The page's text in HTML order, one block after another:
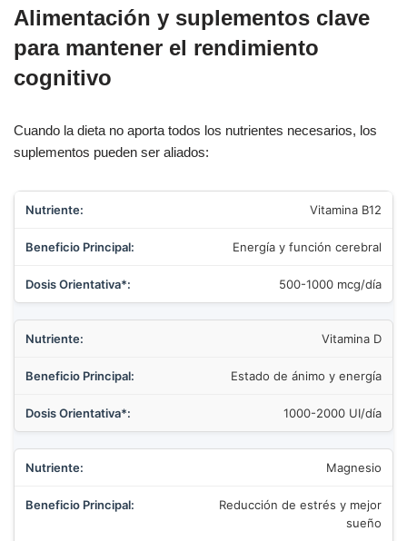
Alimentación y suplementos clave
para mantener el rendimiento
cognitivo
Cuando la dieta no aporta todos los nutrientes necesarios, los
suplementos pueden ser aliados:
Vitamina B12
Energía y función cerebral
500-1000 mcg/día
Vitamina D
Estado de ánimo y energía
1000-2000 UI/día
Magnesio
Reducción de estrés y mejor
sueño